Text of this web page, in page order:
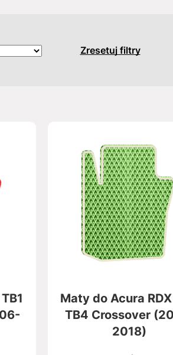
Zresetuj filtry
Maty do Acura
TB4 Crossover
2018)